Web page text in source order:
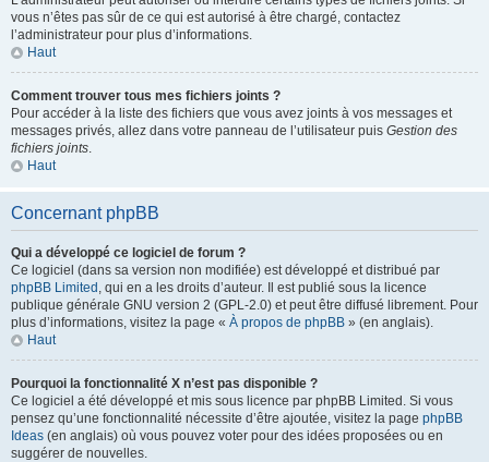
vous n’êtes pas sûr de ce qui est autorisé à être chargé, contactez
l’administrateur pour plus d’informations.
Haut
Comment trouver tous mes fichiers joints ?
Pour accéder à la liste des fichiers que vous avez joints à vos messages et
messages privés, allez dans votre panneau de l’utilisateur puis Gestion des
fichiers joints.
Haut
Concernant phpBB
Qui a développé ce logiciel de forum ?
Ce logiciel (dans sa version non modifiée) est développé et distribué par
phpBB Limited , qui en a les droits d’auteur. Il est publié sous la licence
publique générale GNU version 2 (GPL-2.0) et peut être diffusé librement. Pour
plus d’informations, visitez la page « À propos de phpBB » (en anglais).
Haut
Pourquoi la fonctionnalité X n’est pas disponible ?
Ce logiciel a été développé et mis sous licence par phpBB Limited. Si vous
pensez qu’une fonctionnalité nécessite d’être ajoutée, visitez la page phpBB
Ideas (en anglais) où vous pouvez voter pour des idées proposées ou en
suggérer de nouvelles.